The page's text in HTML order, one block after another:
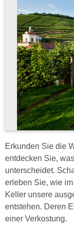
Erkunden Sie die
entdecken Sie,
unterscheidet.
erleben Sie, wie
Keller unsere
entstehen. Deren
einer Verkostung.